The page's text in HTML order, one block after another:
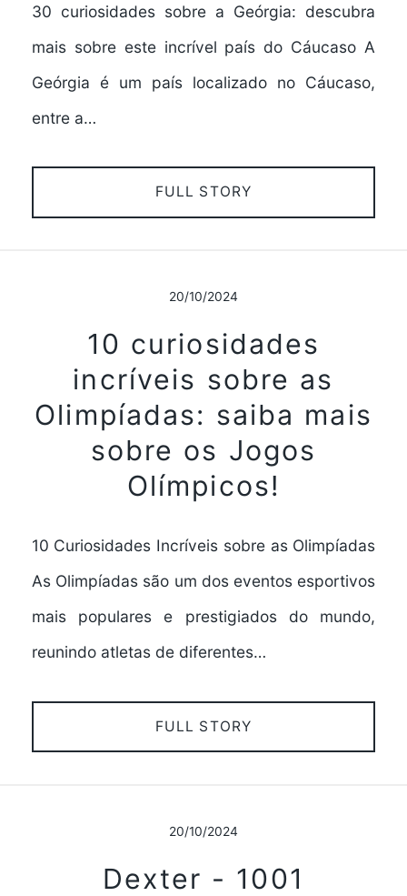
30 curiosidades sobre a Geórgia: descubra
mais sobre este incrível país do Cáucaso A
Geórgia é um país localizado no Cáucaso,
entre a…
FULL STORY
20/10/2024
10 curiosidades
incríveis sobre as
Olimpíadas: saiba mais
sobre os Jogos
Olímpicos!
10 Curiosidades Incríveis sobre as Olimpíadas
As Olimpíadas são um dos eventos esportivos
mais populares e prestigiados do mundo,
reunindo atletas de diferentes…
FULL STORY
20/10/2024
Dexter - 1001